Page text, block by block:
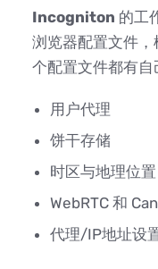
Incogniton 的工
浏览器配置文件
个配置文件都有自
用户代理
饼干存储
时区与地理位置
WebRTC 和
代理/IP地址设